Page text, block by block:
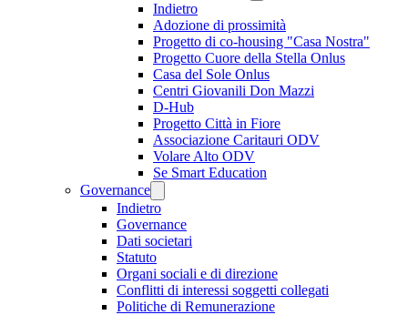
Indietro
Adozione di prossimità
Progetto di co-housing "Casa Nostra"
Progetto Cuore della Stella Onlus
Casa del Sole Onlus
Centri Giovanili Don Mazzi
D-Hub
Progetto Città in Fiore
Associazione Caritauri ODV
Volare Alto ODV
Se Smart Education
Governance
Indietro
Governance
Dati societari
Statuto
Organi sociali e di direzione
Conflitti di interessi soggetti collegati
Politiche di Remunerazione